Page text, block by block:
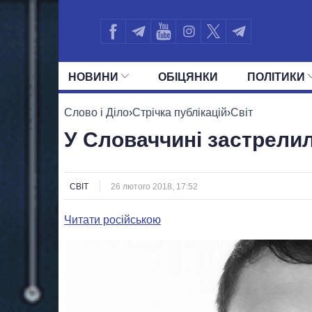
НОВИНИ ОБIЦЯНКИ ПОЛIТИКИ
УСІ ПОЛІТИКИ ПРЕЗИДЕНТ І ОФІС
Слово і Діло›Стрічка публікацій›Світ
У Словаччині
СВІТ 26 лютого 2018, 17:52
Читати російською